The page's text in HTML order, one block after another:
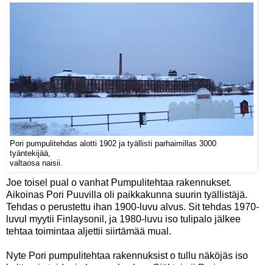
Pori pumpulitehdas alotti 1902 ja tyällisti parhaimillas 3000
tyäntekijää,
valtaosa naisii.
Joe toisel pual o vanhat Pumpulitehtaa rakennukset.
Aikoinas Pori Puuvilla oli paikkakunna suurin tyällistäjä.
Tehdas o perustettu ihan 1900-luvu alvus. Sit tehdas 1970-
luvul myytii Finlaysonil, ja 1980-luvu iso tulipalo jälkee
tehtaa toimintaa aljettii siirtämää mual.
Nyte Pori pumpulitehtaa rakennuksist o tullu näköjäs iso